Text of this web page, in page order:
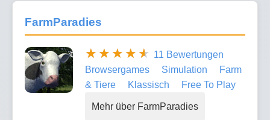
FarmParadies
11 Bewertungen
Browsergames
Simulation
Farm
& Tiere
Klassisch Free To Play
Mehr über FarmParadies